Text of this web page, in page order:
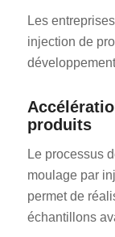
Les
injection de
produits
Le processus
moulage par
permet de
échantillons